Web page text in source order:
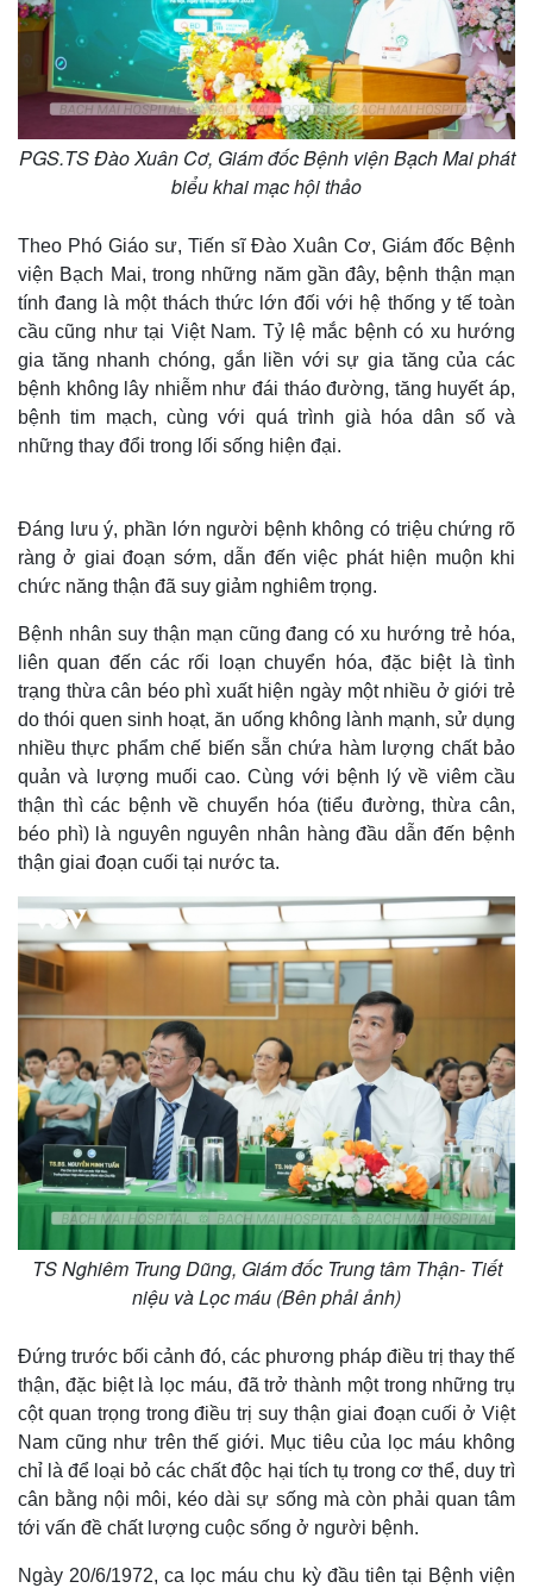
Thế giới
Quan sát
Cuộc sống đó đây
Hồ sơ
Multimedia
Video
Ảnh
E-Magazine
Infographic
PGS.TS Đào Xuân Cơ, Giám đốc Bệnh viện Bạch Mai phát
biểu khai mạc hội thảo
Theo Phó Giáo sư, Tiến sĩ Đào Xuân Cơ, Giám đốc Bệnh
viện Bạch Mai, trong những năm gần đây, bệnh thận mạn
tính đang là một thách thức lớn đối với hệ thống y tế toàn
cầu cũng như tại Việt Nam. Tỷ lệ mắc bệnh có xu hướng
gia tăng nhanh chóng, gắn liền với sự gia tăng của các
bệnh không lây nhiễm như đái tháo đường, tăng huyết áp,
bệnh tim mạch, cùng với quá trình già hóa dân số và
những thay đổi trong lối sống hiện đại.
Đáng lưu ý, phần lớn người bệnh không có triệu chứng rõ
ràng ở giai đoạn sớm, dẫn đến việc phát hiện muộn khi
chức năng thận đã suy giảm nghiêm trọng.
Bệnh nhân suy thận mạn cũng đang có xu hướng trẻ hóa,
liên quan đến các rối loạn chuyển hóa, đặc biệt là tình
trạng thừa cân béo phì xuất hiện ngày một nhiều ở giới trẻ
do thói quen sinh hoạt, ăn uống không lành mạnh, sử dụng
nhiều thực phẩm chế biến sẵn chứa hàm lượng chất bảo
quản và lượng muối cao. Cùng với bệnh lý về viêm cầu
thận thì các bệnh về chuyển hóa (tiểu đường, thừa cân,
béo phì) là nguyên nguyên nhân hàng đầu dẫn đến bệnh
thận giai đoạn cuối tại nước ta.
TS Nghiêm Trung Dũng, Giám đốc Trung tâm Thận- Tiết
niệu và Lọc máu (Bên phải ảnh)
Đứng trước bối cảnh đó, các phương pháp điều trị thay thế
thận, đặc biệt là lọc máu, đã trở thành một trong những trụ
cột quan trọng trong điều trị suy thận giai đoạn cuối ở Việt
Nam cũng như trên thế giới. Mục tiêu của lọc máu không
chỉ là để loại bỏ các chất độc hại tích tụ trong cơ thể, duy trì
cân bằng nội môi, kéo dài sự sống mà còn phải quan tâm
tới vấn đề chất lượng cuộc sống ở người bệnh.
Ngày 20/6/1972, ca lọc máu chu kỳ đầu tiên tại Bệnh viện